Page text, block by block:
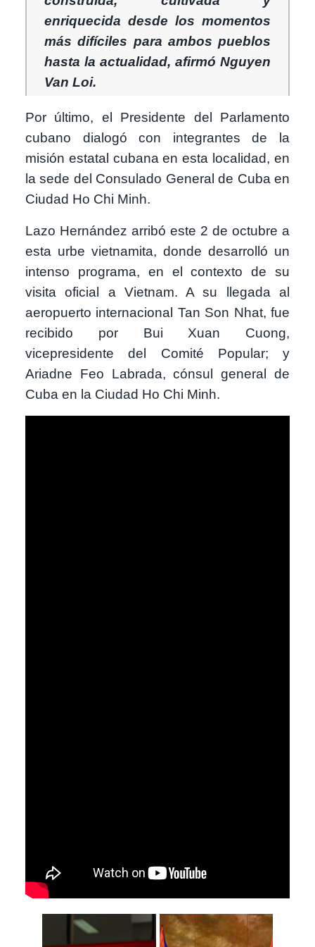
enriquecida desde los momentos
más difíciles para ambos pueblos
hasta la actualidad, afirmó Nguyen
Van Loi.
Por último, el Presidente del Parlamento
cubano dialogó con integrantes de la
misión estatal cubana en esta localidad, en
la sede del Consulado General de Cuba en
Ciudad Ho Chi Minh.
Lazo Hernández arribó este 2 de octubre a
esta urbe vietnamita, donde desarrolló un
intenso programa, en el contexto de su
visita oficial a Vietnam. A su llegada al
aeropuerto internacional Tan Son Nhat, fue
recibido por Bui Xuan Cuong,
vicepresidente del Comité Popular; y
Ariadne Feo Labrada, cónsul general de
Cuba en la Ciudad Ho Chi Minh.